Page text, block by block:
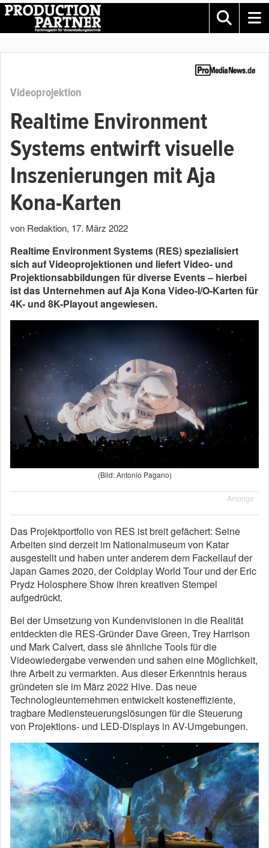
Videoprojektion
Realtime Environment
Systems entwirft visuelle
Inszenierungen mit Aja
Kona-Karten
von Redaktion, 17. März 2022
Realtime Environment Systems (RES) spezialisiert
sich auf Videoprojektionen und liefert Video- und
Projektionsabbildungen für diverse Events – hierbei
ist das Unternehmen auf Aja Kona Video-I/O-Karten für
4K- und 8K-Playout angewiesen.
(Bild: Antonio Pagano)
Anzeige
Das Projektportfolio von RES ist breit gefächert: Seine
Arbeiten sind derzeit im Nationalmuseum von Katar
ausgestellt und haben unter anderem dem Fackellauf der
Japan Games 2020, der Coldplay World Tour und der Eric
Prydz Holosphere Show ihren kreativen Stempel
aufgedrückt.
Bei der Umsetzung von Kundenvisionen in die Realität
entdeckten die RES-Gründer Dave Green, Trey Harrison
und Mark Calvert, dass sie ähnliche Tools für die
Videowiedergabe verwenden und sahen eine Möglichkeit,
ihre Arbeit zu vermarkten. Aus dieser Erkenntnis heraus
gründeten sie im März 2022 Hive. Das neue
Technologieunternehmen entwickelt kosteneffiziente,
tragbare Mediensteuerungslösungen für die Steuerung
von Projektions- und LED-Displays in AV-Umgebungen.